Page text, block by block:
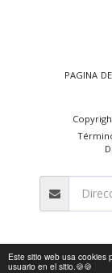
Este sitio web usa cookies
usuario en el sitio.🍪🍪
PAGINA